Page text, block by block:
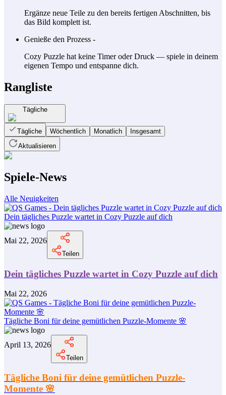
Ergänze neue Teile zu den bereits fertigen Abschnitten, bis
das Bild komplett ist.
Genieße den Prozess -
Cozy Puzzle hat keine Timer oder Druck — spiele in deinem
eigenen Tempo und entspanne dich.
Rangliste
Tägliche
Tägliche Wöchentlich Monatlich
Insgesamt
Aktualisieren
Spiele-News
Alle Neuigkeiten
Dein tägliches Puzzle wartet in Cozy Puzzle auf dich
Mai 22, 2026
Teilen
Dein tägliches Puzzle wartet in Cozy Puzzle auf dich
Mai 22, 2026
Tägliche Boni für deine gemütlichen Puzzle-Momente 🌸
April 13, 2026
Teilen
Tägliche Boni für deine gemütlichen Puzzle-
Momente 🌸